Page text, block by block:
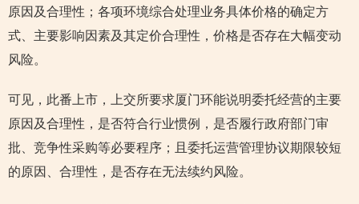
原因及合理性；各项环境综合处理业务具体价格的确定方
式、主要影响因素及其定价合理性，价格是否存在大幅变动
风险。
可见，此番上市，上交所要求厦门环能说明委托经营的主要
原因及合理性，是否符合行业惯例，是否履行政府部门审
批、竞争性采购等必要程序；且委托运营管理协议期限较短
的原因、合理性，是否存在无法续约风险。